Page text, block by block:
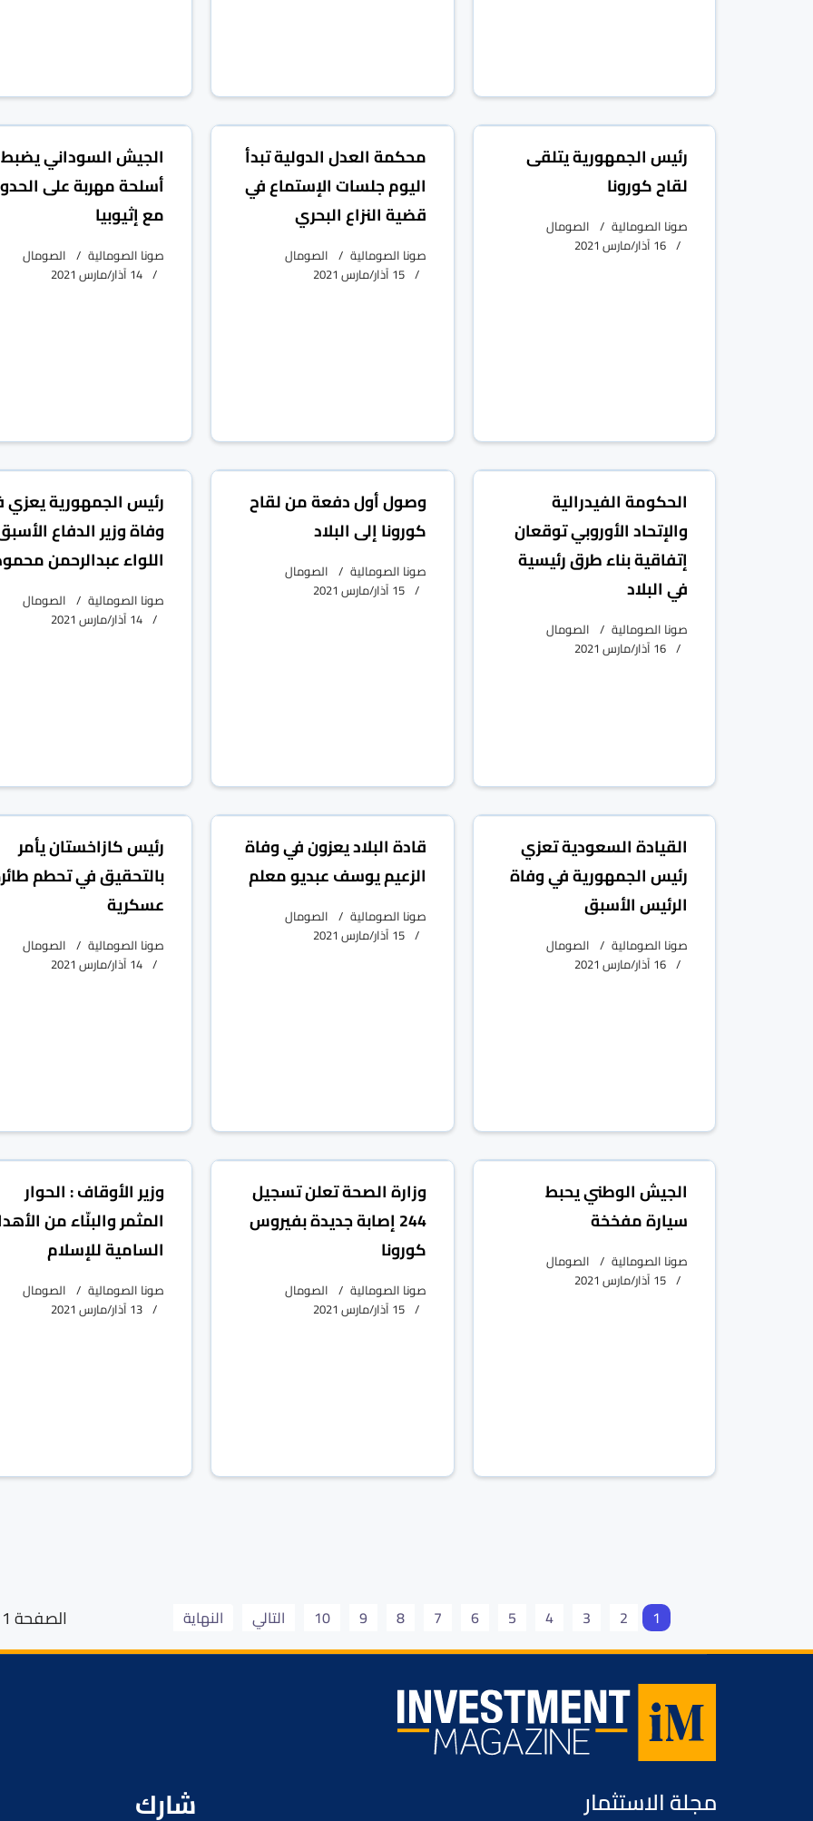
رئيس الجمهورية يتلقى
لقاح كورونا
صونا الصومالية
الصومال
16 آذار/مارس 2021
محكمة العدل الدولية تبدأ
اليوم جلسات الإستماع في
قضية النزاع البحري
صونا الصومالية
الصومال
15 آذار/مارس 2021
الجيش السوداني يضبط
أسلحة مهربة على
مع إثيوبيا
صونا الصومالية
الصومال
14 آذار/مارس 2021
الحكومة الفيدرالية
والإتحاد الأوروبي توقعان
إتفاقية بناء طرق رئيسية
في البلاد
صونا الصومالية
الصومال
16 آذار/مارس 2021
وصول أول دفعة من لقاح
كورونا إلى البلاد
صونا الصومالية
الصومال
15 آذار/مارس 2021
رئيس الجمهورية يعزي
وفاة وزير الدفاع
اللواء عبدالرحمن
صونا الصومالية
الصومال
14 آذار/مارس 2021
القيادة السعودية تعزي
رئيس الجمهورية في وفاة
الرئيس الأسبق
صونا الصومالية
الصومال
16 آذار/مارس 2021
قادة البلاد يعزون في وفاة
الزعيم يوسف عبديو معلم
صونا الصومالية
الصومال
15 آذار/مارس 2021
رئيس كازاخستان يأمر
بالتحقيق في تحطم
عسكرية
صونا الصومالية
الصومال
14 آذار/مارس 2021
الجيش الوطني يحبط
سيارة مفخخة
صونا الصومالية
الصومال
15 آذار/مارس 2021
وزارة الصحة تعلن تسجيل
244 إصابة جديدة بفيروس
كورونا
صونا الصومالية
الصومال
15 آذار/مارس 2021
وزير الأوقاف : الحوار
المثمر والبنّاء من
السامية للإسلام
صونا الصومالية
الصومال
13 آذار/مارس 2021
1
2
3
4
5
6
7
8
9
10 التالي النهاية الصفحة 1 من 22
مجلة الاستثمار شارك